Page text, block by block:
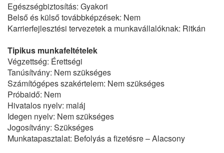
Egészségbiztosítás: Gyakori
Belső és külső továbbképzések: Nem
Karrierfejlesztési tervezetek a munkavállalóknak: Ritkán
Tipikus munkafeltételek
Végzettség: Érettségi
Tanúsítvány: Nem szükséges
Számítógépes szakértelem: Nem szükséges
Próbaidő: Nem
Hivatalos nyelv: maláj
Idegen nyelv: Nem szükséges
Jogosítvány: Szükséges
Munkatapasztalat: Befolyás a fizetésre – Alacsony